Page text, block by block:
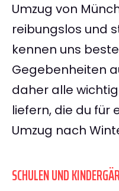
Umzug von
reibungslos und
kennen uns
Gegebenheiten
daher alle
liefern, die du für
Umzug nach
SCHULEN UND